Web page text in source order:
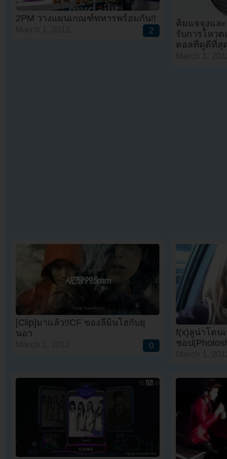
2PM วางแผนเกณฑ์ทหารพร้อมกัน!!
2
คิมแจจุงแล
รับการโหว
ดอลที่ดูดีที่สุ
[Clip]มาแล้ว!!CF ของลีมินโฮกับยุ
นอา
0
f(x)ลูน่าโดน
ชอป